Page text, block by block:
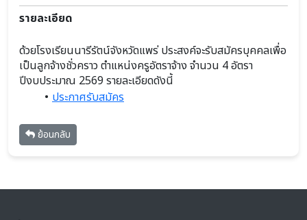
รายละเอียด
ด้วยโรงเรียนนารีรัตน์จังหวัดแพร่ ประสงค์จะรับสมัครบุคคลเพื่อ
เป็นลูกจ้างชั่วคราว ตำแหน่งครูอัตราจ้าง จำนวน 4 อัตรา
ปีงบประมาณ 2569 รายละเอียดดังนี้
ประกาศรับสมัคร
ย้อนกลับ